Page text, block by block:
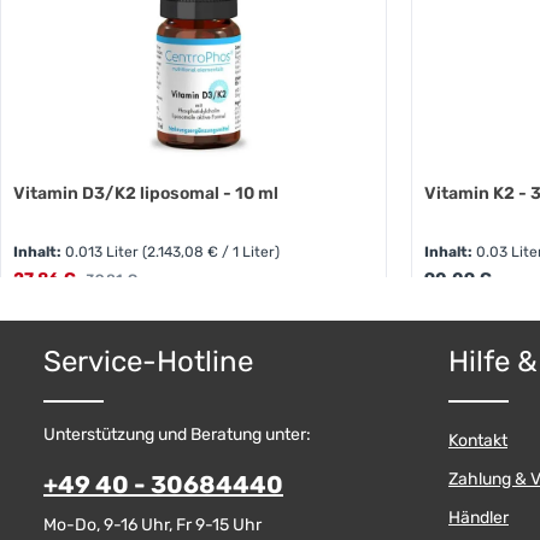
Vitamin D3/K2 liposomal - 10 ml
Inhalt:0.013 Liter(2.143,08 € / 1 Liter)
Verkaufspreis:
27,86 € Regulärer Preis:
39,81 €
Produkt Anzahl: Gib den
Pckg.
Inhalt:0.03
Regulärer Preis:
90,09 €
Service-Hotline
Unterstützung und Beratung unter:
+49 40 - 30684440
Mo-Do, 9-16 Uhr, Fr 9-15 Uhr
Hilfe
Kontakt
Zahlung &
Händler